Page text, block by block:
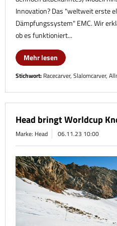
Innovation? Das "weltweit erste
Dämpfungssystem" EMC. Wir
ob es funktioniert...
Mehr lesen
Stichwort: Racecarver, Slalomcarver,
Head bringt Worldcup
Marke: Head 06.11.23 10:00